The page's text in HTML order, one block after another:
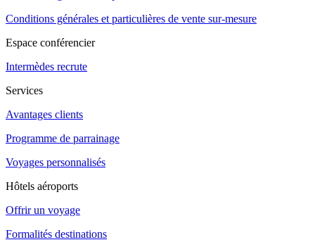
Conditions générales et particulières de vente sur-mesure
Espace conférencier
Intermèdes recrute
Services
Avantages clients
Programme de parrainage
Voyages personnalisés
Hôtels aéroports
Offrir un voyage
Formalités destinations